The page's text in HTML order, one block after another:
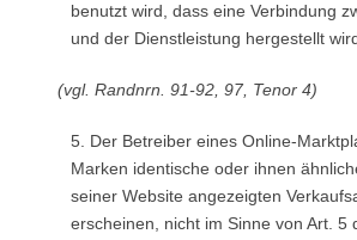
benutzt wird, dass eine Verbindung
und der Dienstleistung hergestellt
(vgl. Randnrn. 91-92, 97, Tenor 4)
5. Der Betreiber eines Online-
Marken identische oder ihnen
seiner Website angezeigten
erscheinen, nicht im Sinne von Art. 5